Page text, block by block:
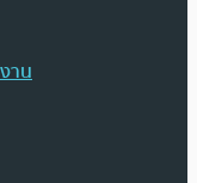
าน